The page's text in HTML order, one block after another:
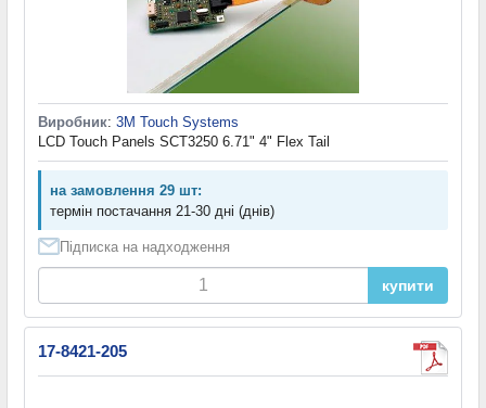
Виробник: 3M Touch Systems
LCD Touch Panels SCT3250 6.71" 4" Flex Tail
на замовлення 29 шт:
термін постачання 21-30 дні (днів)
Підписка на надходження
купити
17-8421-205